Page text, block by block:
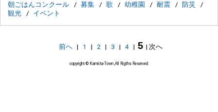
朝ごはんコンクール
募集 歌 幼稚園 耐震
防災
観光
イベント
前へ | 1 | 2 | 3 | 4 | 5 | 次へ
copyright © Kamiita-Town ,All Rigths Reserved.